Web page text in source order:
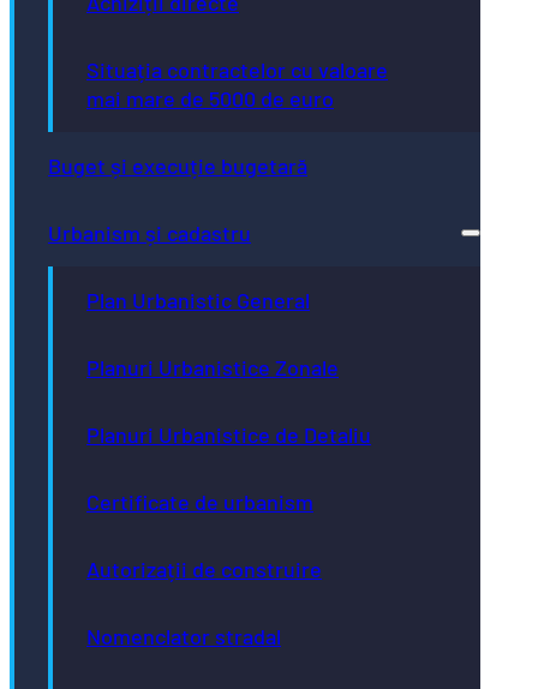
Situația contractelor cu valoare
mai mare de 5000 de euro
Buget și execuție bugetară
Urbanism și cadastru
Plan Urbanistic General
Planuri Urbanistice Zonale
Planuri Urbanistice de Detaliu
Certificate de urbanism
Autorizații de construire
Nomenclator stradal